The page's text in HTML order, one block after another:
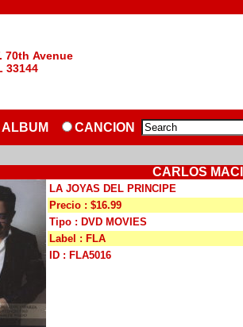
70th Avenue
33144
ALBUM CANCION
CARLOS
LA JOYAS DEL PRINCIPE
Precio : $16.99
Tipo : DVD MOVIES
Label : FLA
ID : FLA5016